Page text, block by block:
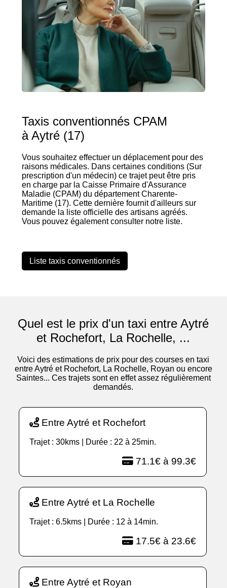
Taxis conventionnés CPAM
à Aytré (17)
Vous souhaitez effectuer un déplacement pour des
raisons médicales. Dans certaines conditions (Sur
prescription d'un médecin) ce trajet peut être pris
en charge par la Caisse Primaire d'Assurance
Maladie (CPAM) du département Charente-
Maritime (17). Cette dernière fournit d'ailleurs sur
demande la liste officielle des artisans agréés.
Vous pouvez également consulter notre liste.
Liste taxis conventionnés
Quel est le prix d'un taxi entre Aytré
et Rochefort, La Rochelle, ...
Voici des estimations de prix pour des courses en taxi
entre Aytré et Rochefort, La Rochelle, Royan ou encore
Saintes... Ces trajets sont en effet assez régulièrement
demandés.
Entre Aytré et Rochefort
Trajet : 30kms | Durée : 22 à 25min.
71.1€ à 99.3€
Entre Aytré et La Rochelle
Trajet : 6.5kms | Durée : 12 à 14min.
17.5€ à 23.6€
Entre Aytré et Royan